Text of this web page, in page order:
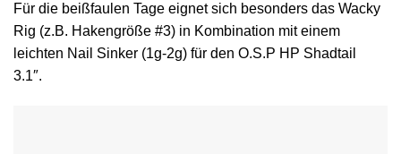
Für die beißfaulen Tage eignet sich besonders das Wacky
Rig (z.B. Hakengröße #3) in Kombination mit einem
leichten Nail Sinker (1g-2g) für den O.S.P HP Shadtail
3.1″.